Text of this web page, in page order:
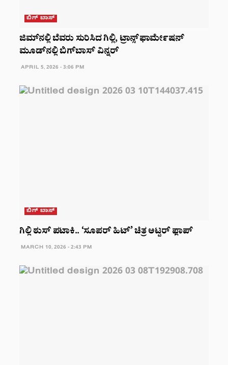
ಬಿಗ್ ಬಾಸ್
ಜಿಮ್‌ನಲ್ಲಿ ಬೆವರು ಸುರಿಸಿದ ಗಿಲ್ಲಿ, ಟ್ರಾನ್ಸ್‌ಫಾರ್ಮೇಷನ್
ಮೂಡ್‌ನಲ್ಲಿ ಬಿಗ್‌ಬಾಸ್‌ ವಿನ್ನರ್‌
APRIL 5, 2026 - 3:06 PM
ಬಿಗ್ ಬಾಸ್
ಗಿಲ್ಲಿ ಠುಸ್ ಪಟಾಕಿ.. ‘ಸೂಪರ್ ಹಿಟ್’ ಚಿತ್ರ ಅಟ್ಟರ್ ಫ್ಲಾಪ್
MARCH 10, 2026 - 2:43 PM